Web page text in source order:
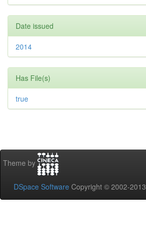
Date issued
2014
Has File(s)
true
Theme by
DSpace Software Copyright © 2002-2013